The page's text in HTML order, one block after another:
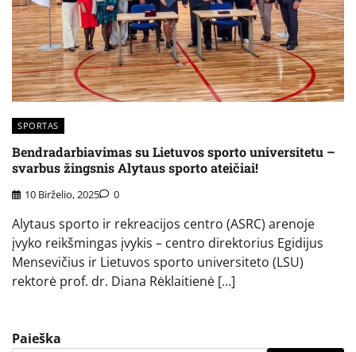
SPORTAS
Bendradarbiavimas su Lietuvos sporto universitetu –
svarbus žingsnis Alytaus sporto ateičiai!
10 Birželio, 2025 0
Alytaus sporto ir rekreacijos centro (ASRC) arenoje
įvyko reikšmingas įvykis – centro direktorius Egidijus
Mensevičius ir Lietuvos sporto universiteto (LSU)
rektorė prof. dr. Diana Rėklaitienė […]
Paieška